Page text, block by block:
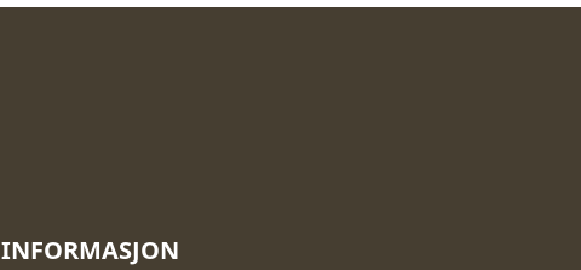
INFORMASJON